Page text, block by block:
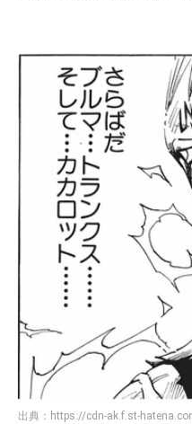
出典： https://cdn-ak.f.st-